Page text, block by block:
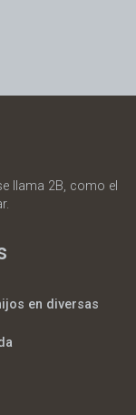
llama 2B, como el
en diversas